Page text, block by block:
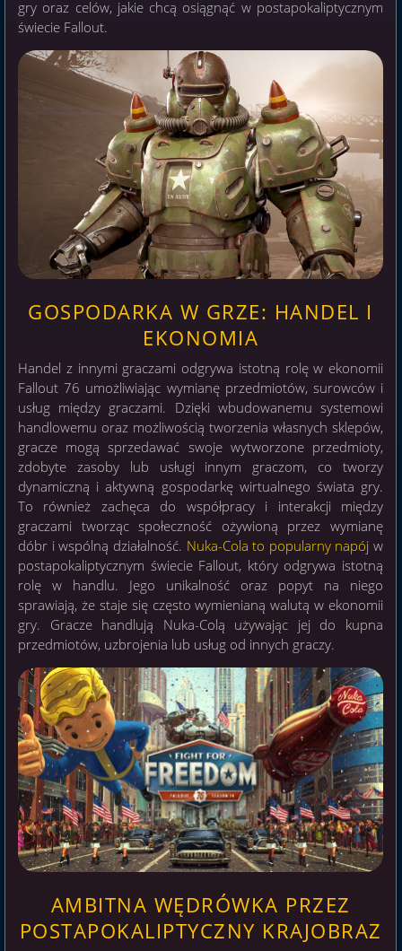
gry oraz celów, jakie chcą osiągnąć w postapokaliptycznym
świecie Fallout.
GOSPODARKA W GRZE: HANDEL I
EKONOMIA
Handel z innymi graczami odgrywa istotną rolę w ekonomii
Fallout 76 umożliwiając wymianę przedmiotów, surowców i
usług między graczami. Dzięki wbudowanemu systemowi
handlowemu oraz możliwością tworzenia własnych sklepów,
gracze mogą sprzedawać swoje wytworzone przedmioty,
zdobyte zasoby lub usługi innym graczom, co tworzy
dynamiczną i aktywną gospodarkę wirtualnego świata gry.
To również zachęca do współpracy i interakcji między
graczami tworząc społeczność ożywioną przez wymianę
dóbr i wspólną działalność. Nuka-Cola to popularny napój w
postapokaliptycznym świecie Fallout, który odgrywa istotną
rolę w handlu. Jego unikalność oraz popyt na niego
sprawiają, że staje się często wymienianą walutą w ekonomii
gry. Gracze handlują Nuka-Colą używając jej do kupna
przedmiotów, uzbrojenia lub usług od innych graczy.
AMBITNA WĘDRÓWKA PRZEZ
POSTAPOKALIPTYCZNY KRAJOBRAZ